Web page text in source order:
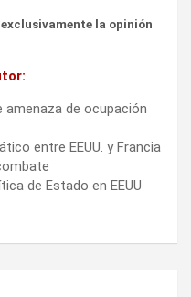
la opinión
amenaza de ocupación
entre EEUU. y Francia
de Estado en EEUU